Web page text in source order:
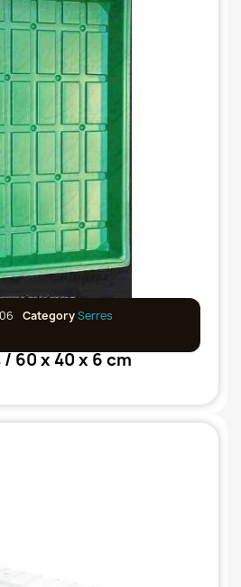
CategorySerres
60 x 40 x 6 cm